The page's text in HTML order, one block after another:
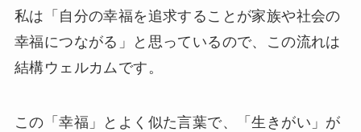
私は「自分の幸福を追求することが家族や社会の
幸福につながる」と思っているので、この流れは
結構ウェルカムです。
この「幸福」とよく似た言葉で、「生きがい」が